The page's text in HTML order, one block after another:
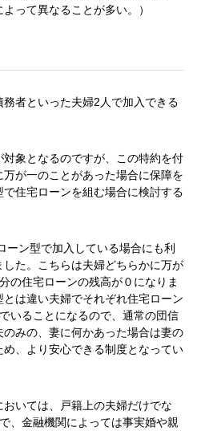
って異なることが多い。）
者といった夫婦2人で加入できる
象となるのですが、この特約を付
が一のことがあった場合に保障を
住宅ローンを組む場合に検討する
ーン型で加入している場合にも利
た。こちらは夫婦どちらかに万が
の住宅ローンの残高が０になりま
は違い夫婦でそれぞれ住宅ローン
いることになるので、通常の団信
みの、妻に何かあった場合は妻の
、より安心できる制度となってい
いては、戸籍上の夫婦だけでな
、金融機関によっては事実婚や親